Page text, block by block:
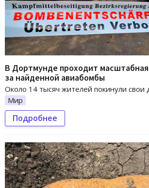
В Дортмунде проходит масштабная
за найденной авиабомбы
Около 14 тысяч жителей покинули свои
Мир
Подробнее